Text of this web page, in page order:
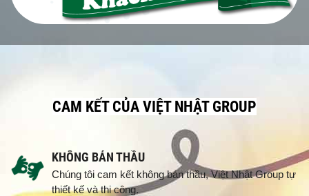
CAM KẾT CỦA VIỆT NHẬT GROUP
KHÔNG BÁN THẦU
Chúng tôi cam kết không bán thầu, Việt Nhật Group tự
thiết kế và thi công.